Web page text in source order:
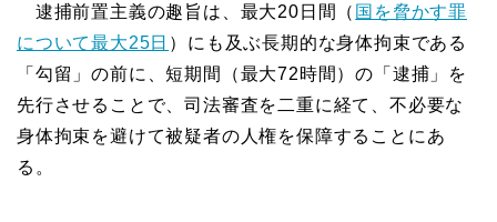
逮捕前置主義の趣旨は、最大20日間（ 国を脅かす罪
について最大25日 ）にも及ぶ長期的な身体拘束である
「勾留」の前に、短期間（最大72時間）の「逮捕」を
先行させることで、司法審査を二重に経て、不必要な
身体拘束を避けて被疑者の人権を保障することにあ
る。